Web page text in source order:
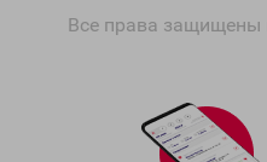
Все права защищены